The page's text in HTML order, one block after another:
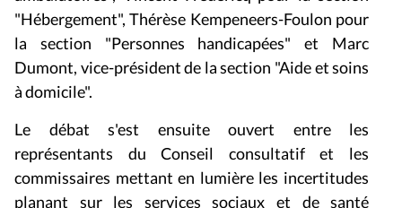
"Hébergement", Thérèse Kempeneers-Foulon pour
la section "Personnes handicapées" et Marc
Dumont, vice-président de la section "Aide et soins
à domicile".
Le débat s'est ensuite ouvert entre les
représentants du Conseil consultatif et les
commissaires mettant en lumière les incertitudes
planant sur les services sociaux et de santé